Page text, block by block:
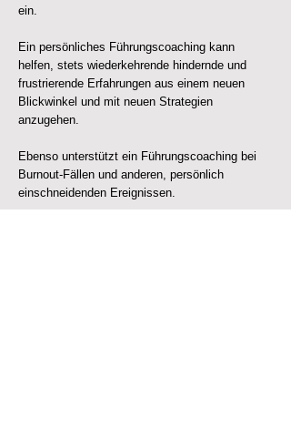
ein.
Ein persönliches Führungscoaching kann
helfen, stets wiederkehrende hindernde und
frustrierende Erfahrungen aus einem neuen
Blickwinkel und mit neuen Strategien
anzugehen.
Ebenso unterstützt ein Führungscoaching bei
Burnout-Fällen und anderen, persönlich
einschneidenden Ereignissen.